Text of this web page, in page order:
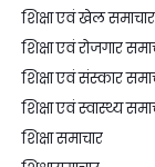
शिक्षा एवं खेल समाचार
शिक्षा एवं रोजगार
शिक्षा एवं संस्कार
शिक्षा एवं स्वास्थ्य
शिक्षा समाचार